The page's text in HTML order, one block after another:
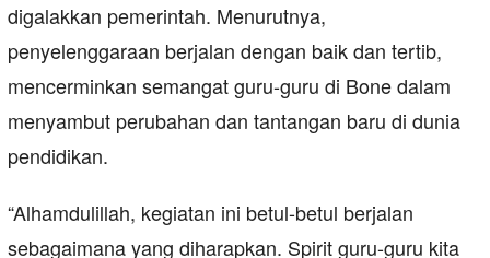
digalakkan pemerintah. Menurutnya,
penyelenggaraan berjalan dengan baik dan tertib,
mencerminkan semangat guru-guru di Bone dalam
menyambut perubahan dan tantangan baru di dunia
pendidikan.
“Alhamdulillah, kegiatan ini betul-betul berjalan
sebagaimana yang diharapkan. Spirit guru-guru kita